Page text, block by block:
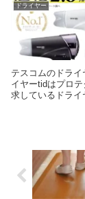
ドライヤー
テスコムのドラ
イヤーtidはプロ
求しているドライ